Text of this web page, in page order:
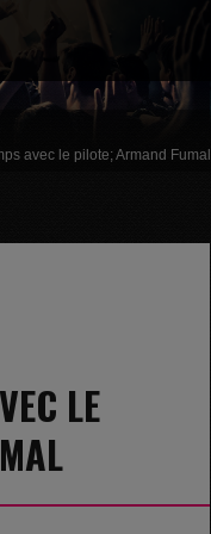
avec le pilote; Armand Fumal
LE